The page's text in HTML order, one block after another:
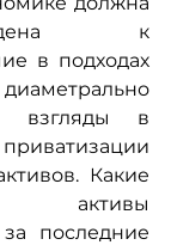
к
в подходах
взгляды в
Какие
активы
последние